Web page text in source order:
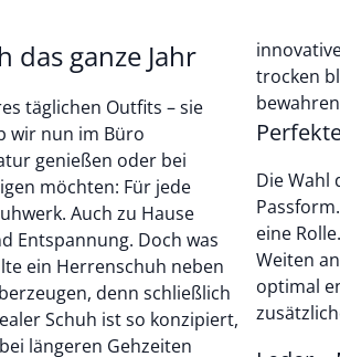
ganze Jahr
täglichen Outfits – sie
wir nun im Büro
genießen oder bei
möchten: Für jede
Auch zu Hause
Entspannung. Doch was
ein Herrenschuh neben
denn schließlich
Schuh ist so konzipiert,
längeren Gehzeiten
trocken
Die Wahl
eine
Weiten
optimal